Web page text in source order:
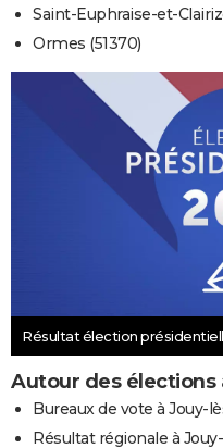
Saint-Euphraise-et-
Ormes (51370)
Résultat élection
Autour des élections
Bureaux de vote à Jouy-
Résultat régionale à